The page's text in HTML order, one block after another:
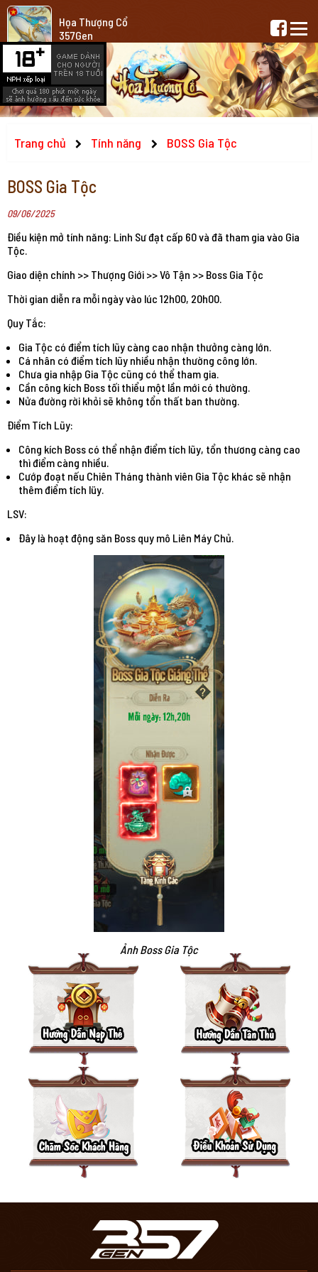
Họa Thượng Cổ
357Gen
Trang chủ Tính năng BOSS Gia Tộc
BOSS Gia Tộc
09/06/2025
Điều kiện mở tính năng: Linh Sư đạt cấp 60 và đã tham gia vào Gia
Tộc.
Giao diện chính >> Thượng Giới >> Vô Tận >> Boss Gia Tộc
Thời gian diễn ra mỗi ngày vào lúc 12h00, 20h00.
Quy Tắc:
Gia Tộc có điểm tích lũy càng cao nhận thưởng càng lớn.
Cá nhân có điểm tích lũy nhiều nhận thường công lớn.
Chưa gia nhập Gia Tộc cũng có thể tham gia.
Cần công kích Boss tối thiểu một lần mới có thường.
Nửa đường rời khỏi sẽ không tổn thất ban thường.
Điểm Tích Lũy:
Công kích Boss có thể nhận điểm tích lũy, tổn thương càng cao
thì điểm càng nhiều.
Cướp đoạt nếu Chiên Tháng thành viên Gia Tộc khác sẽ nhận
thêm điểm tích lüy.
LSV:
Đây là hoạt động săn Boss quy mô Liên Máy Chủ.
Ảnh Boss Gia Tộc